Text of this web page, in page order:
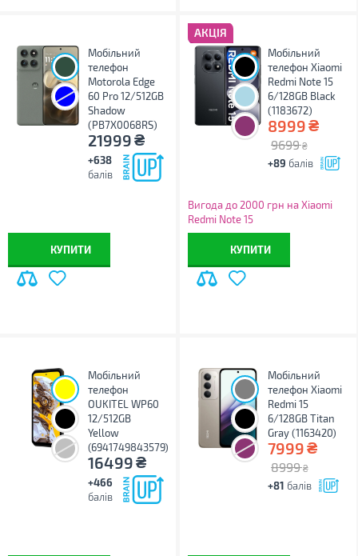
Мобільний
телефон
Motorola Edge
60 Pro 12/512GB
Shadow
(PB7X0068RS)
21999₴
+638
балів
КУПИТИ
АКЦІЯ
Мобільний
телефон Xiaomi
Redmi Note 15
6/128GB Black
(1183672)
8999₴
9699 ₴
+89 балів
Вигода до 2000 грн на Xiaomi
Redmi Note 15
КУПИТИ
Мобільний
телефон
OUKITEL WP60
12/512GB
Yellow
(6941749843579)
16499₴
+466
балів
Мобільний
телефон Xiaomi
Redmi 15
6/128GB Titan
Gray (1163420)
7999₴
8999 ₴
+81 балів